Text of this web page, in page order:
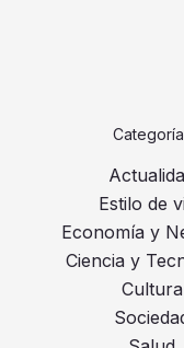
Estilo de
Economía y
Ciencia y
Cultura